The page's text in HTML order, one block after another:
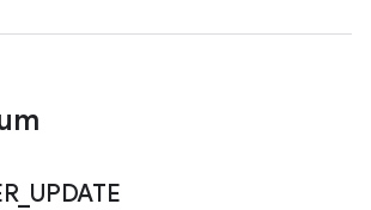
_ UPDATE